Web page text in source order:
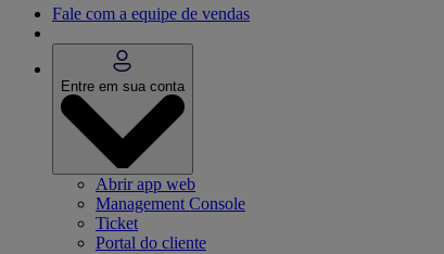
Fale com a equipe de vendas
Entre em sua conta
Abrir app web
Management Console
Ticket
Portal do cliente